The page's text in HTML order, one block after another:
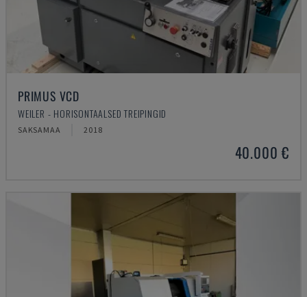
PRIMUS VCD
WEILER - HORISONTAALSED TREIPINGID
SAKSAMAA 2018
40.000 €